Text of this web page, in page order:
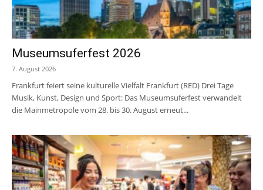
Museumsuferfest 2026
7. August 2026
Frankfurt feiert seine kulturelle Vielfalt Frankfurt (RED) Drei Tage
Musik, Kunst, Design und Sport: Das Museumsuferfest verwandelt
die Mainmetropole vom 28. bis 30. August erneut...